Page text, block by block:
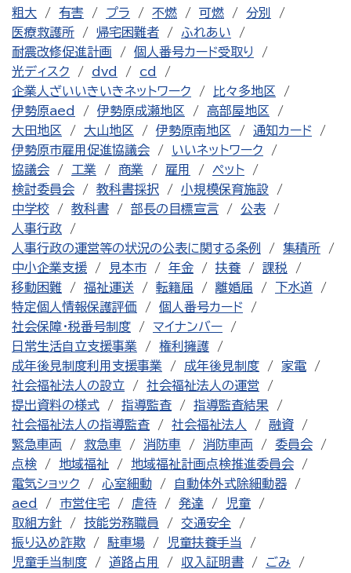
粗大
有害 プラ 不燃 可燃
分別
医療救護所
帰宅困難者
ふれあい
耐震改修促進計画
個人番号カード受取り
光ディスク
dvd
cd
企業人ざいいきいきネットワーク
比々多地区
伊勢原aed
伊勢原成瀬地区
高部屋地区
大田地区
大山地区 伊勢原南地区
通知カード
伊勢原市雇用促進協議会
いいネットワーク
協議会
工業 商業 雇用
ペット
検討委員会
教科書採択
小規模保育施設
中学校
教科書 部長の目標宣言
公表
人事行政
人事行政の運営等の状況の公表に関する条例
集積所
中小企業支援
見本市 年金 扶養
課税
移動困難
福祉運送 転籍届 離婚届
下水道
特定個人情報保護評価
個人番号カード
社会保障・税番号制度
マイナンバー
日常生活自立支援事業
権利擁護
成年後見制度利用支援事業
成年後見制度
家電
社会福祉法人の設立
社会福祉法人の運営
提出資料の様式
指導監査
指導監査結果
社会福祉法人の指導監査
社会福祉法人
融資
緊急車両
救急車 消防車 消防車両
委員会
点検
地域福祉
地域福祉計画点検推進委員会
電気ショック
心室細動
自動体外式除細動器
aed
市営住宅 虐待 発達
児童
取組方針
技能労務職員
交通安全
振り込め詐欺
駐車場
児童扶養手当
児童手当制度
道路占用 収入証明書 ごみ